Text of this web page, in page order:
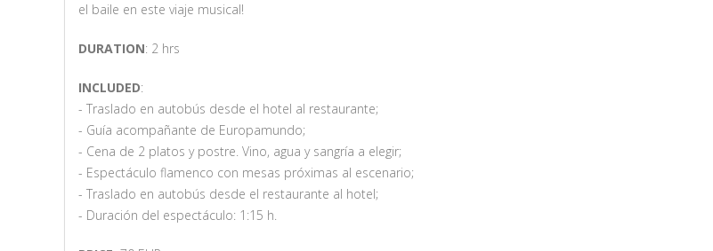
el baile en este viaje musical!
DURATION: 2 hrs
INCLUDED:
- Traslado en autobús desde el hotel al restaurante;
- Guía acompañante de Europamundo;
- Cena de 2 platos y postre. Vino, agua y sangría a elegir;
- Espectáculo flamenco con mesas próximas al escenario;
- Traslado en autobús desde el restaurante al hotel;
- Duración del espectáculo: 1:15 h.